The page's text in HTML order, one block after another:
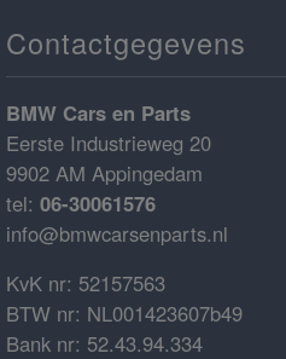
Contactgegevens
BMW Cars en Parts
Eerste Industrieweg 20
9902 AM Appingedam
tel: 06-30061576
info@bmwcarsenparts.nl
KvK nr: 52157563
BTW nr: NL001423607b49
Bank nr: 52.43.94.334